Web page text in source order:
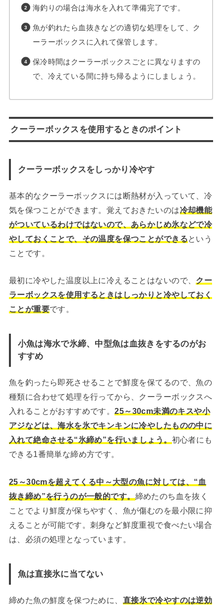
海釣りの場合は海水を入れて準備完了です。
魚が釣れたら血抜きなどの適切な処理をして、ク
ーラーボックスに入れて保管します。
保冷時間はクーラーボックスごとに異なりますの
で、冷えている間に持ち帰るようにしましょう。
クーラーボックスを使用するときのポイント
クーラーボックスをしっかり冷やす
基本的なクーラーボックスには断熱材が入っていて、冷
気を保つことができます。覚えておきたいのは冷却機能
がついているわけではないので、あらかじめ氷などで冷
やしておくことで、その温度を保つことができるという
ことです。
最初に冷やした温度以上に冷えることはないので、 クー
ラーボックスを使用するときはしっかりと冷やしておく
ことが重要です。
小魚は海水で氷締、中型魚は血抜きをするのがお
すすめ
魚を釣ったら即死させることで鮮度を保てるので、魚の
種類に合わせて処理を行ってから、クーラーボックスへ
入れることがおすすめです。25～30cm未満のキスや小
アジなどは、海水を氷でキンキンに冷やしたものの中に
入れて絶命させる“氷締め”を行いましょう。 初心者にも
できる1番簡単な締め方です。
25～30cmを超えてくる中～大型の魚に対しては、“血
抜き締め”を行うのが一般的です。締めたのち血を抜く
ことでより鮮度が保ちやすく、魚が傷むのを最小限に抑
えることが可能です。刺身など鮮度重視で食べたい場合
は、必須の処理となっています。
魚は直接氷に当てない
締めた魚の鮮度を保つために、 直接氷で冷やすのは逆効